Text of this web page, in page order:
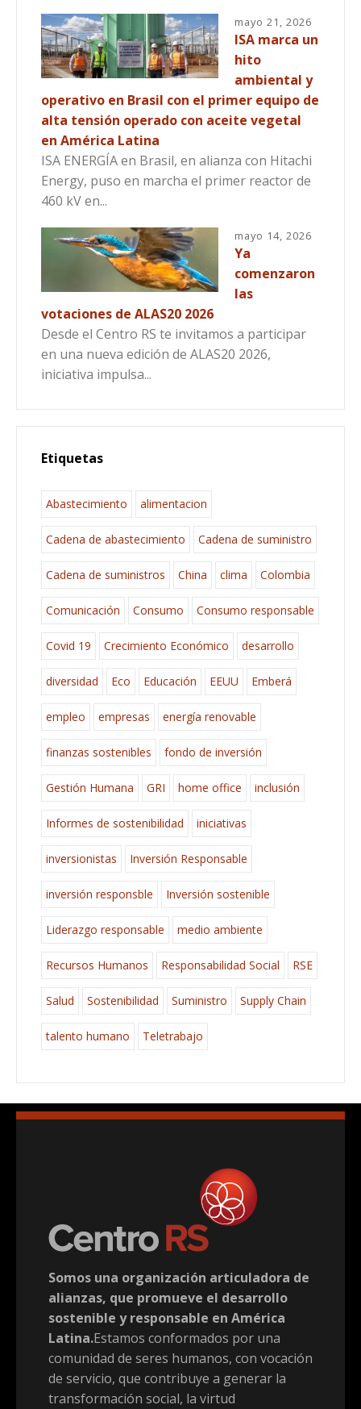
mayo 21, 2026
ISA marca un
hito
ambiental y
operativo en Brasil con el primer equipo de
alta tensión operado con aceite vegetal
en América Latina
ISA ENERGÍA en Brasil, en alianza con Hitachi
Energy, puso en marcha el primer reactor de
460 kV en...
mayo 14, 2026
Ya
comenzaron
las
votaciones de ALAS20 2026
Desde el Centro RS te invitamos a participar
en una nueva edición de ALAS20 2026,
iniciativa impulsa...
Etiquetas
Abastecimiento alimentacion
Cadena de abastecimiento Cadena de suministro
Cadena de suministros China clima Colombia
Comunicación Consumo Consumo responsable
Covid 19 Crecimiento Económico desarrollo
diversidad Eco Educación EEUU Emberá
empleo empresas energía renovable
finanzas sostenibles fondo de inversión
Gestión Humana GRI home office inclusión
Informes de sostenibilidad iniciativas
inversionistas Inversión Responsable
inversión responsble Inversión sostenible
Liderazgo responsable medio ambiente
Recursos Humanos Responsabilidad Social RSE
Salud Sostenibilidad Suministro Supply Chain
talento humano Teletrabajo
Somos una organización articuladora de
alianzas, que promueve el desarrollo
sostenible y responsable en América
Latina.Estamos conformados por una
comunidad de seres humanos, con vocación
de servicio, que contribuye a generar la
transformación social, la virtud